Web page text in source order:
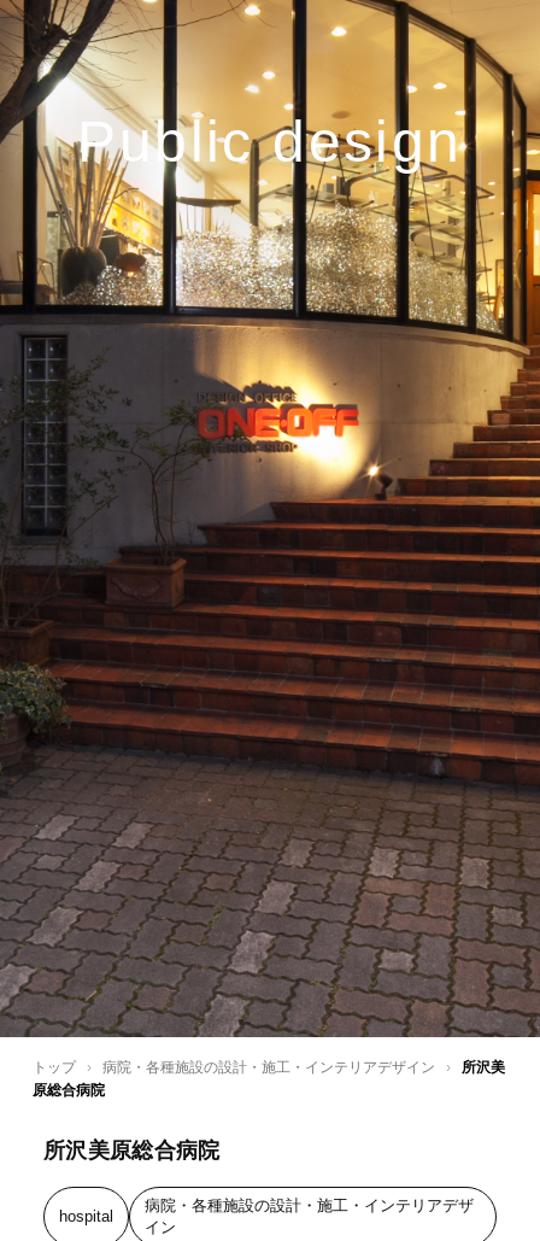
Public design
トップ › 病院・各種施設の設計・施工・インテリアデザイン ›
所沢美
原総合病院
所沢美原総合病院
hospital
病院・各種施設の設計・施工・インテリアデザ
イン